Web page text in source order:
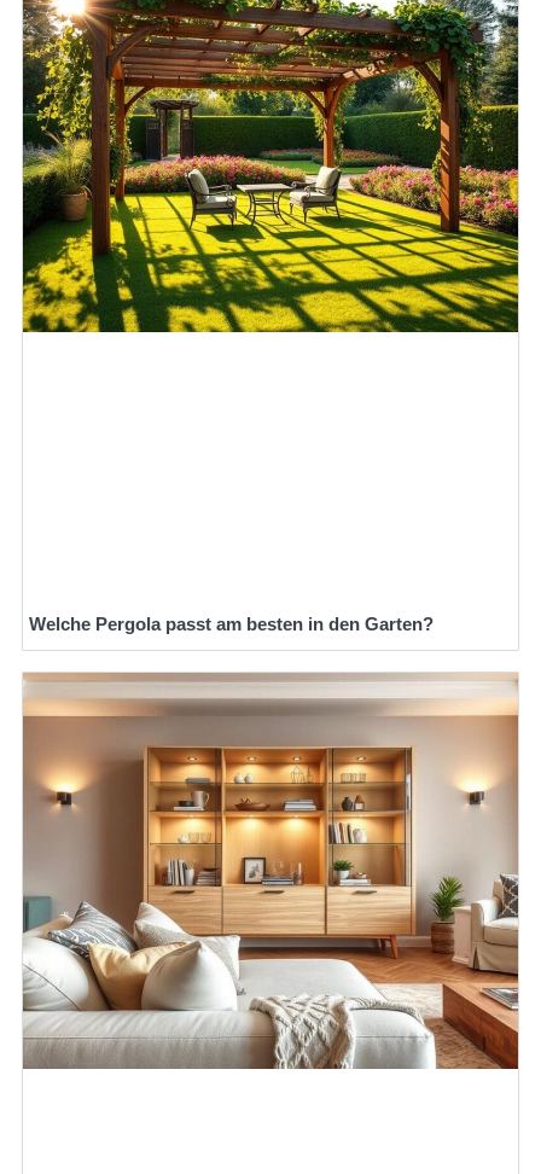
Welche Pergola passt am besten in den Garten?